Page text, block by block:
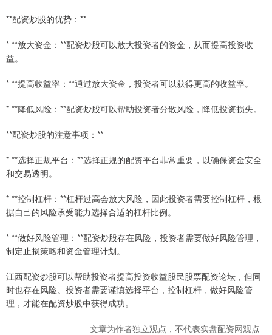
**配资炒股的优势：**
* **放大资金：**配资炒股可以放大投资者的资金，从而提高投资收
益。
* **提高收益率：**通过放大资金，投资者可以获得更高的收益率。
* **降低风险：**配资炒股可以帮助投资者分散风险，降低投资损失。
**配资炒股的注意事项：**
* **选择正规平台：**选择正规的配资平台非常重要，以确保资金安全
和交易透明。
* **控制杠杆：**杠杆过高会放大风险，因此投资者需要控制杠杆，根
据自己的风险承受能力选择合适的杠杆比例。
* **做好风险管理：**配资炒股存在风险，投资者需要做好风险管理，
制定止损策略和资金管理计划。
江西配资炒股可以帮助投资者提高投资收益股民股票配资论坛，但同
时也存在风险。投资者需要谨慎选择平台，控制杠杆，做好风险管
理，才能在配资炒股中获得成功。
文章为作者独立观点，不代表实盘配资网观点